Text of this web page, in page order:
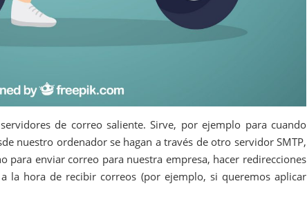
de correo saliente. Sirve, por ejemplo para cuando
nuestro ordenador se hagan a través de otro servidor SMTP,
para enviar correo para nuestra empresa, hacer redirecciones
la hora de recibir correos (por ejemplo, si queremos aplicar